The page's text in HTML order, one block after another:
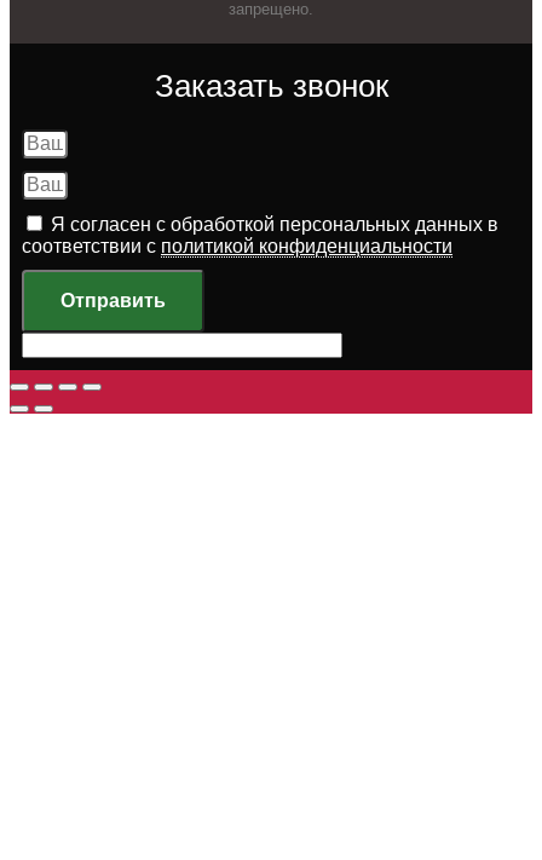
запрещено.
Заказать звонок
Я согласен с обработкой персональных данных в
соответствии с политикой конфиденциальности
Отправить